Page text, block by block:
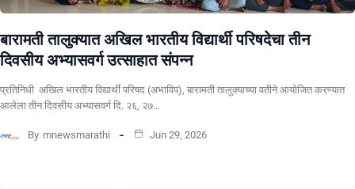
बारामती तालुक्यात अखिल भारतीय विद्यार्थी परिषदेचा तीन
दिवसीय अभ्यासवर्ग उत्साहात संपन्न
प्रतिनिधी अखिल भारतीय विद्यार्थी परिषद (अभाविप), बारामती तालुक्याच्या वतीने आयोजित करण्यात
आलेला तीन दिवसीय अभ्यासवर्ग दि. २६, २७…
By mnewsmarathi Jun 29, 2026